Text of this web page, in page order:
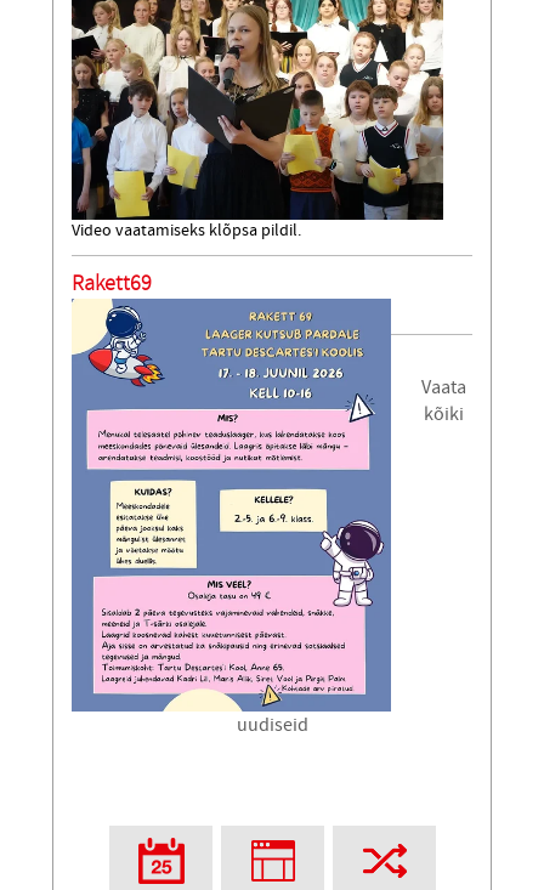
Video vaatamiseks klõpsa pildil.
Rakett69
Vaata
kõiki
uudiseid